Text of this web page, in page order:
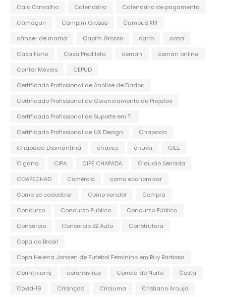
Caio Carvalho
Calendário
Calendário de pagamento
Camaçari
Campim Grosso
Campus XIII
câncer de mama
Capim Grosso carro
casa
Casa Forte
Casa Predileta ceman
ceman online
Center Móveis
CEPUD
Certificado Profissional de Análise de Dados
Certificado Profissional de Gerenciamento de Projetos
Certificado Profissional de Suporte em TI
Certificado Profissional de UX Design
Chapada
Chapada Diamantina
chaves chuva
CIEE
Cigano
CIPA CIPE CHAPADA
Claudio Serrada
COAPECHAD
Comércio
como economizar
Como se cadastrar
Como vender
Compra
Concurso
Concurso Publico
Concurso Público
Consórcio
Consórcio BB Auto
Construtora
Copa do Brasil
Copa Helena Jansen de Futebol Feminino em Ruy Barbosa
Corinthians
coronavírus Correia do Norte
Costa
Covid-19
Crianças Criciúma
Cristiano Araujo